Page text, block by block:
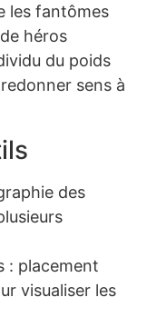
les fantômes
héros
du poids
sens à
des
: placement
visualiser les